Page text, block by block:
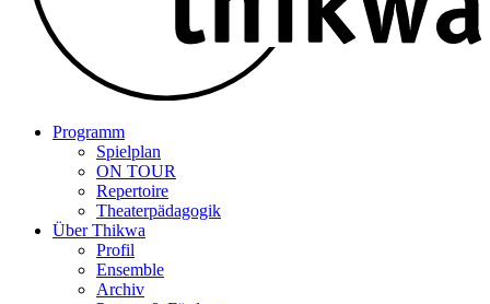
Programm
Spielplan
ON TOUR
Repertoire
Theaterpädagogik
Über Thikwa
Profil
Ensemble
Archiv